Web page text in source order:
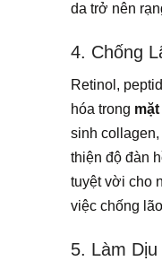
da trở nên
4. Chống
Retinol,
hóa trong
sinh
thiện độ đàn
tuyệt vời cho
việc chống
5. Làm Dịu